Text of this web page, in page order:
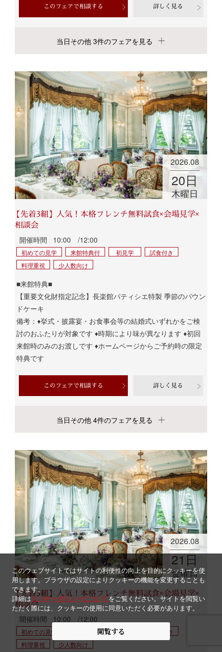
このフェアで相談する 詳しく見る
当日その他 3件のフェアを見る
2026.08
20日
木曜日
【先着3組】人気！本格フレンチ無料試食×会場見学×
相談会
開催時間 10:00 /12:00
初めての見学 来館特典付 初見学
試食付き
料理重視
少人数向け
■来館特典■
【重要文化財指定記念】長楽館パティシエ特製 季節のパウン
ドケーキ
備考：♦挙式・披露宴・お食事会等の結婚式いずれかをご検
討のおふたりが対象です ♦時期により味が異なります ♦初回
来館時のみのお渡しです ♦ホームページからご予約時の限定
特典です
このフェアで相談する 詳しく見る
当日その他 4件のフェアを見る
2026.08
21日
金曜日
【先着3組】人気！本格フレンチ無料試食×会場見学×
相談会
開催時間 10:00 /12:00
初めての見学 来館特典付 初見学
試食付き
料理重視
少人数向け
このウェブサイトではサイトの利便性の向上を目的にクッキーを使
用します。ブラウザの設定によりクッキーの機能を変更することも
できます。
詳細はクッキーポリシーについてをご覧ください。サイトを閲覧い
ただく際には、クッキーの使用に同意いただく必要があります。
閲覧する